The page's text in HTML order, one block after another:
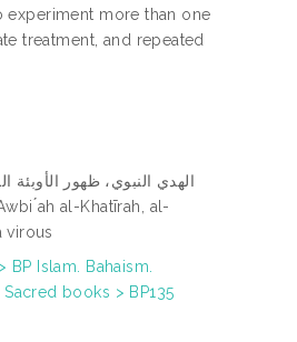
experiment more than one
treatment, and repeated
الهدي النبوي، ظهور الأوبئة
virous
Islam. Bahaism.
books > BP135